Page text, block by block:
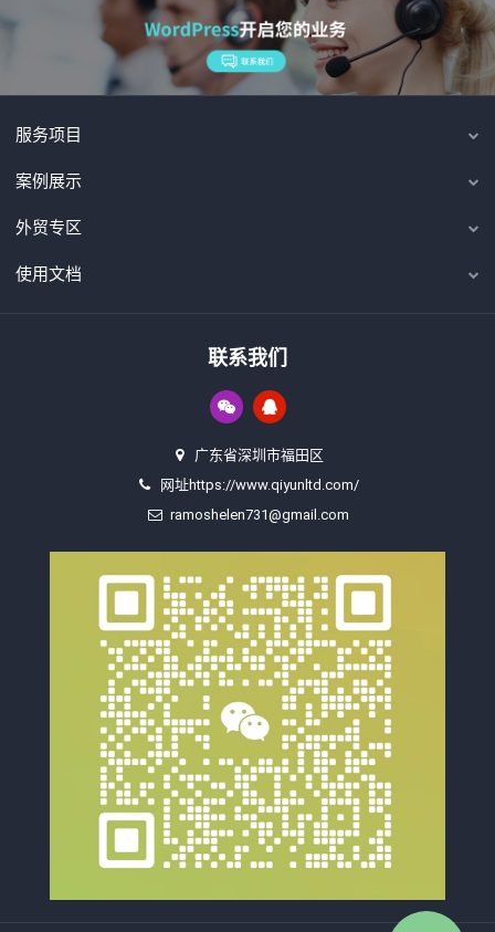
服务项目
案例展示
外贸专区
使用文档
联系我们
广东省深圳市福田区
网址https://www.qiyunltd.com/
ramoshelen731@gmail.com